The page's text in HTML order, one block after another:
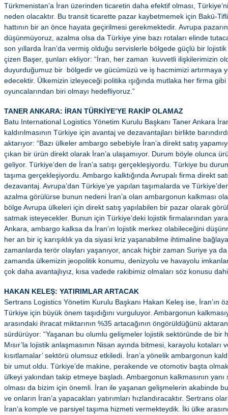
Türkmenistan’a İran üzerinden ticaretin daha efektif olması,
neden olacaktır. Bu transit ticarette pazar kaybetmemek için Bakü-
hattının bir an önce hayata geçirilmesi gerekmektedir. Avrupa
düşünmüyoruz, azalma olsa da Türkiye yine bazı rotaları elinde
son yıllarda İran’da vermiş olduğu servislerle bölgede güçlü bir lojistik
çizen Başer, şunları ekliyor: “İran, her zaman kuvvetli ilişkilerimizin
duyurduğumuz bir bölgedir ve gücümüzü ve iş hacmimizi artırmaya
edecektir. Ülkemizin izleyeceği politika ışığında mutlaka her firma
oyuncalarından biri olmayı hedefliyoruz.”
TANER ANKARA: İRAN TÜRKİYE’YE RAKİP OLAMAZ
Batu International Logistics Yönetim Kurulu Başkanı Taner Ankara
kaldırılmasının Türkiye için avantaj ve dezavantajları birlikte
aktarıyor: “Bazı ülkeler ambargo sebebiyle İran’a direkt satış
çıkan bir ürün direkt olarak İran’a ulaşamıyor. Durum böyle olunca
geliyor. Türkiye’den de İran’a satışı gerçekleşiyordu. Türkiye bu
taşıma gerçekleşiyordu. Ambargo kalktığında Avrupalı firma direkt
dezavantaj. Avrupa’dan Türkiye’ye yapılan taşımalarda ve
azalma görülürse bunun nedeni İran’a olan ambargonun kalkması
bölge Avrupa ülkeleri için direkt satış yapılabilen bir pazar olarak
satmak isteyecekler. Bunun için Türkiye’deki lojistik firmalarından
Ankara, ambargo kalksa da İran’ın lojistik merkez olabileceğini
her an bir iç karışıklık ya da siyasi kriz yaşanabilme ihtimaline
zamanlarda terör olayları yaşanıyor, ancak hiçbir zaman Suriye ya da
zamanda ülkemizin jeopolitik konumu, denizyolu ve havayolu
çok daha avantajlıyız, kısa vadede rakibimiz olmaları söz konusu
HAKAN KELEŞ: YATIRIMLAR ARTACAK
Sertrans Logistics Yönetim Kurulu Başkanı Hakan Keleş ise, İran’ın
Türkiye için büyük önem taşıdığını vurguluyor. Ambargonun
arasındaki ihracat miktarının %35 artacağının öngörüldüğünü
sürdürüyor: “Yaşanan bu olumlu gelişmeler lojistik sektöründe de bir
Mısır’la lojistik anlaşmasının Nisan ayında bitmesi, karayolu kotaları
kısıtlamalar’ sektörü olumsuz etkiledi. İran’a yönelik ambargonun
bir umut oldu. Türkiye’de makine, perakende ve otomotiv başta
ülkeyi yakından takip etmeye başladı. Ambargonun kalkmasının yanı
olması da bizim için önemli. İran ile yaşanan gelişmelerin akabinde
ve onların İran’a yapacakları yatırımları hızlandıracaktır. Sertrans
İran’a komple ve parsiyel taşıma hizmeti vermekteydik. İki ülke